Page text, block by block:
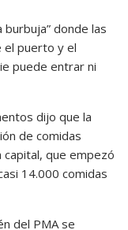
donde las
el puerto y el
puede entrar ni
dijo que la
de comidas
capital, que empezó
14.000 comidas
del PMA se